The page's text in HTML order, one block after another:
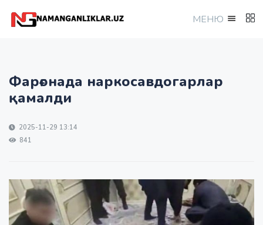
МEНЮ
Фарғонада наркосавдогарлар
қамалди
2025-11-29 13:14
841